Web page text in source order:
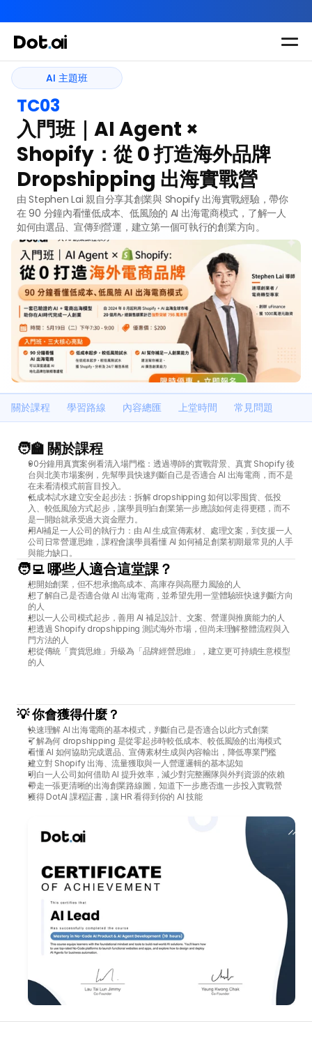
AI 主題班
AI 主題班
TC03
入門班｜AI Agent ×
Shopify：從 0 打造海外品牌
Dropshipping 出海實戰營
由 Stephen Lai 親自分享其創業與 Shopify 出海實戰經驗，帶你
在 90 分鐘內看懂低成本、低風險的 AI 出海電商模式，了解一人
如何由選品、宣傳到營運，建立第一個可執行的創業方向。
關於課程 學習路線 內容總匯 上堂時間 常見問題
🧑‍🏫 關於課程
90分鐘用真實案例看清入場門檻：透過導師的實戰背景、真實 Shopify 後
台與北美市場案例，先幫學員快速判斷自己是否適合 AI 出海電商，而不是
在未看清模式前盲目投入。
低成本試水建立安全起步法：拆解 dropshipping 如何以零囤貨、低投
入、較低風險方式起步，讓學員明白創業第一步應該如何走得更穩，而不
是一開始就承受過大資金壓力。
用AI補足一人公司的執行力：由 AI 生成宣傳素材、處理文案，到支援一人
公司日常營運思維，課程會讓學員看懂 AI 如何補足創業初期最常見的人手
與能力缺口。
🧑‍💻 哪些人適合這堂課？
想開始創業，但不想承擔高成本、高庫存與高壓力風險的人
想了解自己是否適合做 AI 出海電商，並希望先用一堂體驗班快速判斷方向
的人
想以一人公司模式起步，善用 AI 補足設計、文案、營運與推廣能力的人
想透過 Shopify dropshipping 測試海外市場，但尚未理解整體流程與入
門方法的人
想從傳統「賣貨思維」升級為「品牌經營思維」，建立更可持續生意模型
的人
💡 你會獲得什麼？
快速理解 AI 出海電商的基本模式，判斷自己是否適合以此方式創業
了解為何 dropshipping 是從零起步時較低成本、較低風險的出海模式
看懂 AI 如何協助完成選品、宣傳素材生成與內容輸出，降低專業門檻
建立對 Shopify 出海、流量獲取與一人營運邏輯的基本認知
明白一人公司如何借助 AI 提升效率，減少對完整團隊與外判資源的依賴
帶走一張更清晰的出海創業路線圖，知道下一步應否進一步投入實戰營
獲得 DotAI 課程証書，讓 HR 看得到你的 AI 技能
Dot.AI Academy
全港最貼地AI課程
三大恆常課程
多種專項技能提
升課程
助你全面掌握AI
應用
實用課程
我們有三大課程